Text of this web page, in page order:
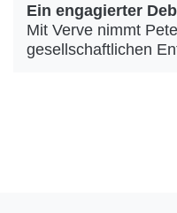
Ein engagierter
Mit Verve nimmt
gesellschaftlichen